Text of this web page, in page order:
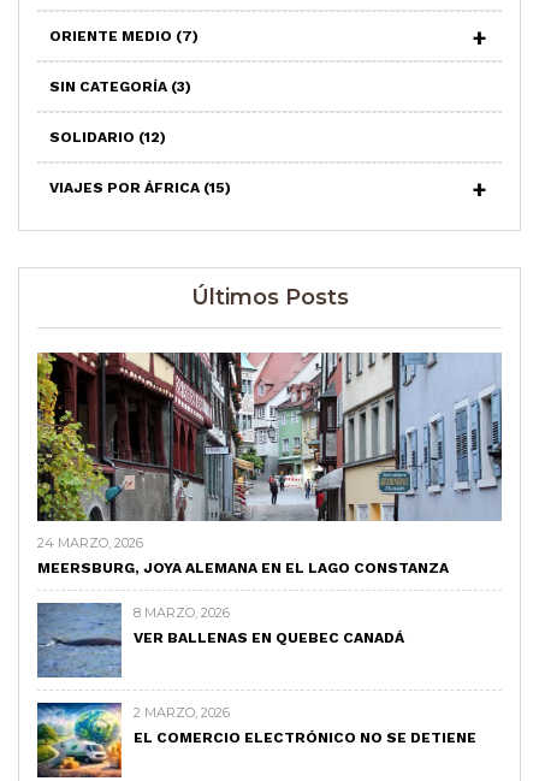
ORIENTE MEDIO (7)
SIN CATEGORÍA (3)
SOLIDARIO (12)
VIAJES POR ÁFRICA (15)
Últimos Posts
24 MARZO, 2026
MEERSBURG, JOYA ALEMANA EN EL LAGO CONSTANZA
8 MARZO, 2026
VER BALLENAS EN QUEBEC CANADÁ
2 MARZO, 2026
EL COMERCIO ELECTRÓNICO NO SE DETIENE